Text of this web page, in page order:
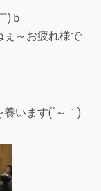
)ｂ
ぇ～お疲れ様で
います(´～｀)